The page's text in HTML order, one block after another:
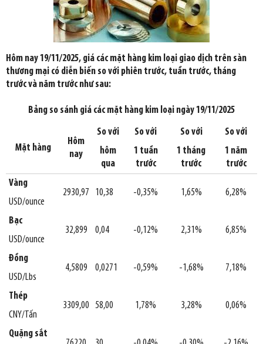
Hôm nay 19/11/2025, giá các mặt hàng kim loại giao dịch trên sàn
thương mại có diễn biến so với phiên trước, tuần trước, tháng
trước và năm trước như sau:
Bảng so sánh giá các mặt hàng kim loại ngày 19/11/2025
Mặt hàng
Hôm
nay
So với
hôm
qua
So với
1 tuần
trước
So với
1 tháng
trước
So với
1 năm
trước
Vàng
USD/ounce
2930,97 10,38 -0,35% 1,65% 6,28%
Bạc
USD/ounce
32,899 0,04 -0,12% 2,31% 6,85%
Đồng
USD/Lbs
4,5809 0,0271 -0,59% -1,68% 7,18%
Thép
CNY/Tấn
3309,00 58,00 1,78% 3,28% 0,06%
Quặng sắt